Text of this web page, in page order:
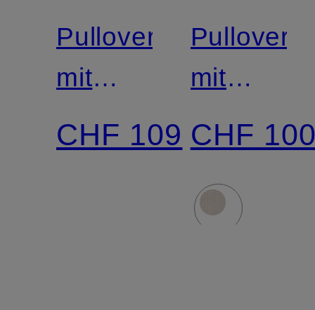
Pullover
mit
Glitzergarn
CHF 109
Pullover
mit
CHF